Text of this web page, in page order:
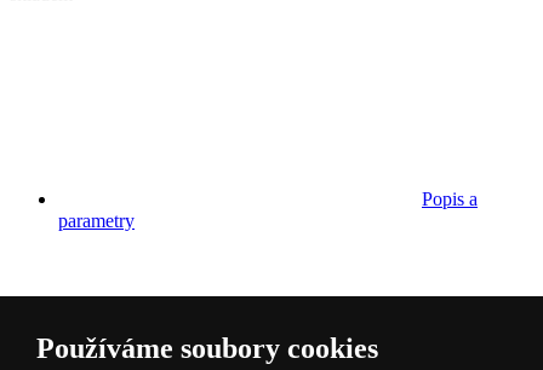
Popis a
parametry
Používáme soubory cookies